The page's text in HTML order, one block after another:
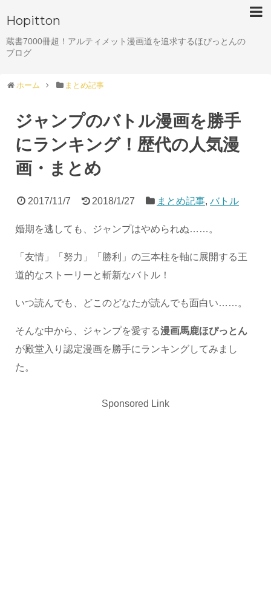
Hopitton
蔵書7000冊超！アルティメット漫画道を追求するほぴっとんの
ブログ
ホーム まとめ記事
ジャンプのバトル漫画を勝手
にランキング！歴代の人気漫
画・まとめ
2017/11/7 2018/1/27 まとめ記事,バトル
婚期を逃しても、ジャンプはやめられぬ……。
「友情」「努力」「勝利」の三本柱を軸に展開する王
道的なストーリーと斬新なバトル！
いつ読んでも、どこのどなたが読んでも面白い……。
そんな中から、ジャンプを愛する漫画馬鹿ほぴっとん
が殿堂入り認定漫画を勝手にランキングしてみまし
た。
Sponsored Link